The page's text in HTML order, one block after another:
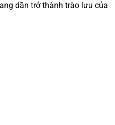
dần trở thành trào lưu của